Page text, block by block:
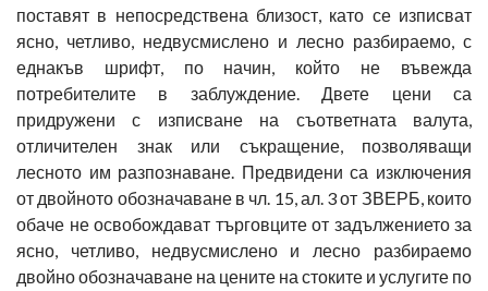
поставят в непосредствена близост, като се изписват
ясно, четливо, недвусмислено и лесно разбираемо, с
еднакъв шрифт, по начин, който не въвежда
потребителите в заблуждение. Двете цени са
придружени с изписване на съответната валута,
отличителен знак или съкращение, позволяващи
лесното им разпознаване. Предвидени са изключения
от двойното обозначаване в чл. 15, ал. 3 от ЗВЕРБ, които
обаче не освобождават търговците от задължението за
ясно, четливо, недвусмислено и лесно разбираемо
двойно обозначаване на цените на стоките и услугите по